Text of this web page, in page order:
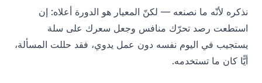
نذكره لأنّه ما نصنعه — لكنّ المعيار هو الدورة أعلاه: إن
استطعت رصد تحرّك منافس وجعل سعرك على سلة
يستجيب في اليوم نفسه دون عمل يدوي، فقد حللت المسألة،
أيًّا كان ما تستخدمه.